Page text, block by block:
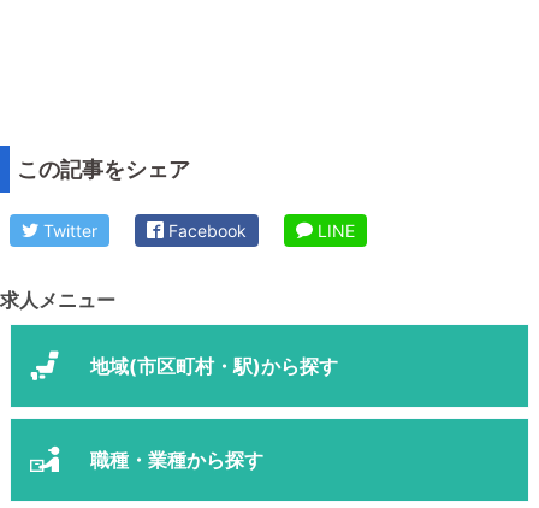
この記事をシェア
Twitter Facebook LINE
求人メニュー
地域(市区町村・駅)から探す
職種・業種から探す